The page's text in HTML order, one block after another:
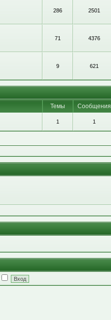
286 2501
71 4376
9 621
Темы Сообщения
1 1